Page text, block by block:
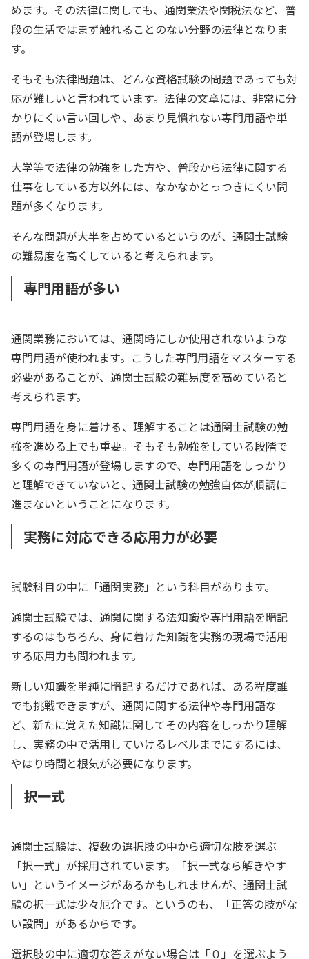
めます。その法律に関しても、通関業法や関税法など、普
段の生活ではまず触れることのない分野の法律となりま
す。
そもそも法律問題は、どんな資格試験の問題であっても対
応が難しいと言われています。法律の文章には、非常に分
かりにくい言い回しや、あまり見慣れない専門用語や単
語が登場します。
大学等で法律の勉強をした方や、普段から法律に関する
仕事をしている方以外には、なかなかとっつきにくい問
題が多くなります。
そんな問題が大半を占めているというのが、通関士試験
の難易度を高くしていると考えられます。
専門用語が多い
通関業務においては、通関時にしか使用されないような
専門用語が使われます。こうした専門用語をマスターする
必要があることが、通関士試験の難易度を高めていると
考えられます。
専門用語を身に着ける、理解することは通関士試験の勉
強を進める上でも重要。そもそも勉強をしている段階で
多くの専門用語が登場しますので、専門用語をしっかり
と理解できていないと、通関士試験の勉強自体が順調に
進まないということになります。
実務に対応できる応用力が必要
試験科目の中に「通関実務」という科目があります。
通関士試験では、通関に関する法知識や専門用語を暗記
するのはもちろん、身に着けた知識を実務の現場で活用
する応用力も問われます。
新しい知識を単純に暗記するだけであれば、ある程度誰
でも挑戦できますが、通関に関する法律や専門用語な
ど、新たに覚えた知識に関してその内容をしっかり理解
し、実務の中で活用していけるレベルまでにするには、
やはり時間と根気が必要になります。
択一式
通関士試験は、複数の選択肢の中から適切な肢を選ぶ
「択一式」が採用されています。「択一式なら解きやす
い」というイメージがあるかもしれませんが、通関士試
験の択一式は少々厄介です。というのも、「正答の肢がな
い設問」があるからです。
選択肢の中に適切な答えがない場合は「０」を選ぶよう